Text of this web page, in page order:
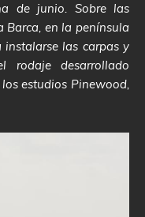
de junio. Sobre las
Barca, en la península
las carpas y
rodaje desarrollado
estudios Pinewood,